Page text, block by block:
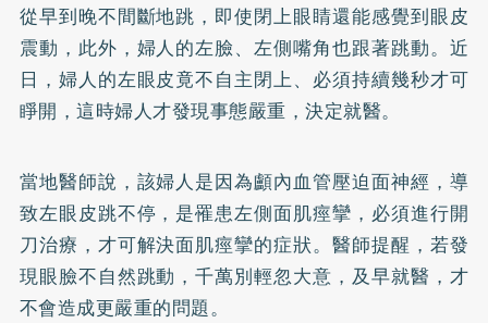
從早到晚不間斷地跳，即使閉上眼睛還能感覺到眼皮
震動，此外，婦人的左臉、左側嘴角也跟著跳動。近
日，婦人的左眼皮竟不自主閉上、必須持續幾秒才可
睜開，這時婦人才發現事態嚴重，決定就醫。
當地醫師說，該婦人是因為顱內血管壓迫面神經，導
致左眼皮跳不停，是罹患左側面肌痙攣，必須進行開
刀治療，才可解決面肌痙攣的症狀。醫師提醒，若發
現眼臉不自然跳動，千萬別輕忽大意，及早就醫，才
不會造成更嚴重的問題。